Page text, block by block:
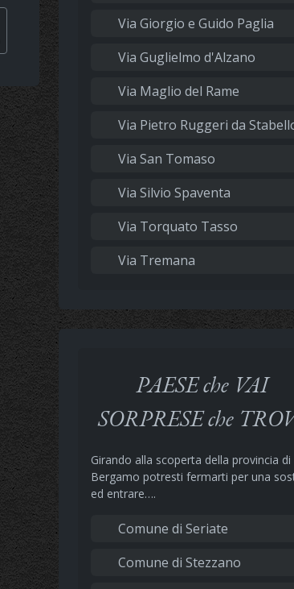
Via Giorgio e Guido Paglia
Via Guglielmo d'Alzano
Via Maglio del Rame
Via Pietro Ruggeri da
Via San Tomaso
Via Silvio Spaventa
Via Torquato Tasso
Via Tremana
PAESE che VAI
SORPRESE che
Girando alla scoperta della provincia di
Bergamo potresti fermarti per una
ed entrare….
Comune di Seriate
Comune di Stezzano